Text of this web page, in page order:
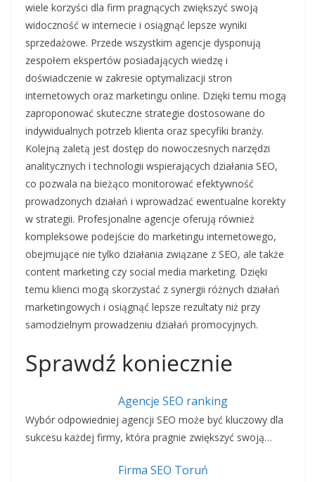
wiele korzyści dla firm pragnących zwiększyć swoją
widoczność w internecie i osiągnąć lepsze wyniki
sprzedażowe. Przede wszystkim agencje dysponują
zespołem ekspertów posiadających wiedzę i
doświadczenie w zakresie optymalizacji stron
internetowych oraz marketingu online. Dzięki temu mogą
zaproponować skuteczne strategie dostosowane do
indywidualnych potrzeb klienta oraz specyfiki branży.
Kolejną zaletą jest dostęp do nowoczesnych narzędzi
analitycznych i technologii wspierających działania SEO,
co pozwala na bieżąco monitorować efektywność
prowadzonych działań i wprowadzać ewentualne korekty
w strategii. Profesjonalne agencje oferują również
kompleksowe podejście do marketingu internetowego,
obejmujące nie tylko działania związane z SEO, ale także
content marketing czy social media marketing. Dzięki
temu klienci mogą skorzystać z synergii różnych działań
marketingowych i osiągnąć lepsze rezultaty niż przy
samodzielnym prowadzeniu działań promocyjnych.
Sprawdź koniecznie
Agencje SEO ranking
Wybór odpowiedniej agencji SEO może być kluczowy dla
sukcesu każdej firmy, która pragnie zwiększyć swoją…
Firma SEO Toruń